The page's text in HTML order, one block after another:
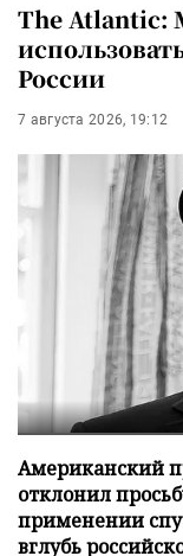
The Atlantic:
России
7 августа 2026, 19:12
Американский
отклонил
применении
вглубь